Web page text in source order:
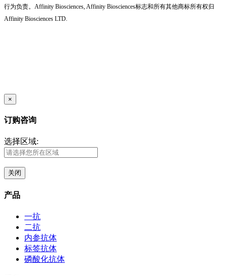
行为负责。Affinity Biosciences, Affinity Biosciences标志和所有其他商标所有权归
Affinity Biosciences LTD.
×
订购咨询
选择区域:
关闭
产品
一抗
二抗
内参抗体
标签抗体
磷酸化抗体